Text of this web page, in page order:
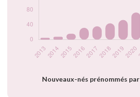
Nouveaux-nés prénommés
Popularité du
prénom Zayn par